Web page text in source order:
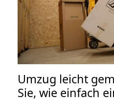
Umzug leicht
Sie, wie einfach